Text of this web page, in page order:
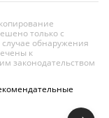
только с
обнаружения
к
законодательством